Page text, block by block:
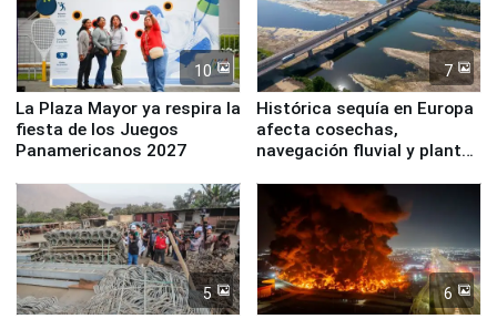
10
La Plaza Mayor ya respira la
fiesta de los Juegos
Panamericanos 2027
7
Histórica sequía en Europa
afecta cosechas,
navegación fluvial y plantas
5 6